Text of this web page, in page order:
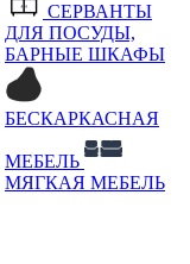
СЕРВАНТЫ
ДЛЯ ПОСУДЫ,
БАРНЫЕ ШКАФЫ
БЕСКАРКАСНАЯ
МЕБЕЛЬ
МЯГКАЯ МЕБЕЛЬ